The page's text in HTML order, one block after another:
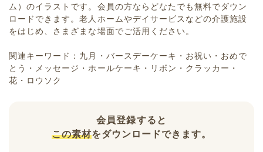
ム）のイラストです。会員の方ならどなたでも無料でダウン
ロードできます。老人ホームやデイサービスなどの介護施設
をはじめ、さまざまな場面でご活用ください。
関連キーワード：九月・バースデーケーキ・お祝い・おめで
とう・メッセージ・ホールケーキ・リボン・クラッカー・
花・ロウソク
会員登録すると
この素材をダウンロードできます。